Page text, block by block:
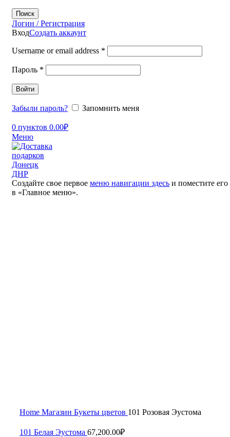
Поиск
Логин / Регистрация
ВходСоздать аккаунт
Username or email address *
Пароль *
Войти
Забыли пароль? Запомнить меня
0 пунктов 0.00₽
Меню
Создайте свое первое меню навигации здесь и поместите его
в «Главное меню».
Home Магазин Букеты цветов 101 Розовая Эустома
101 Белая Эустома 67,200.00₽